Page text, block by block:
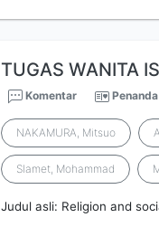
TUGAS WANITA
Komentar Penanda
NAKAMURA, Mitsuo
Slamet, Mohammad
Judul asli: Religion and